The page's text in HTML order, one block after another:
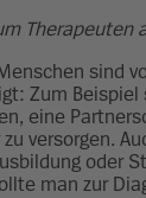
Therapeuten
sind
Zum
eine
versorgen.
oder
man zur